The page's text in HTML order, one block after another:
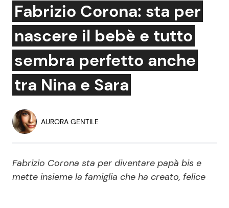
News e Cronaca
Attualità Italiana
Dal Mondo
Economia
Persone Scomparse
Politica
Gossip e TV
Bellezze VIP
Reality e Talent
Fabrizio Corona: sta per
nascere il bebè e tutto
sembra perfetto anche
tra Nina e Sara
AURORA GENTILE
Fabrizio Corona sta per diventare papà bis e
mette insieme la famiglia che ha creato, felice